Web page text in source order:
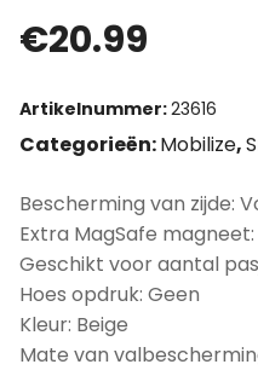
€20.99
Artikelnummer:23616
Categorieën:Mobilize,
Bescherming van zijde:
Extra MagSafe magneet:
Geschikt voor aantal
Hoes opdruk: Geen
Kleur: Beige
Mate van